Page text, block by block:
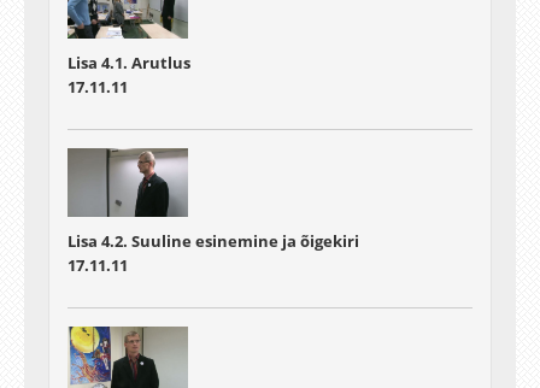
Lisa 4.1. Arutlus
17.11.11
Lisa 4.2. Suuline esinemine ja õigekiri
17.11.11